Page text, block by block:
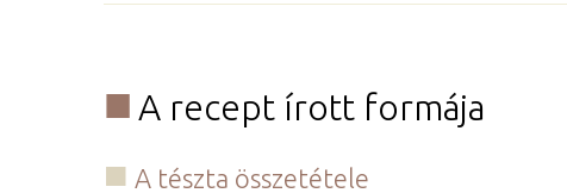
A recept írott formája
A tészta összetétele